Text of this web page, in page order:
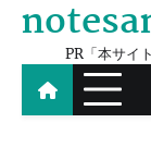
Skip
contentPR「本サイ